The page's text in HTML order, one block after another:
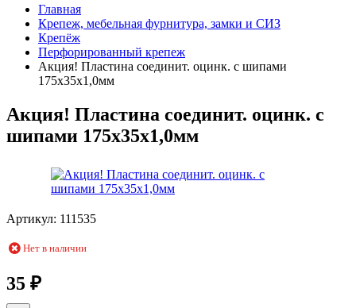
Главная
Крепеж, мебельная фурнитура, замки и СИЗ
Крепёж
Перфорированный крепеж
Акция! Пластина соединит. оцинк. с шипами
175х35х1,0мм
Акция! Пластина соединит. оцинк. с
шипами 175х35х1,0мм
Артикул: 111535
Нет в наличии
35 ₽